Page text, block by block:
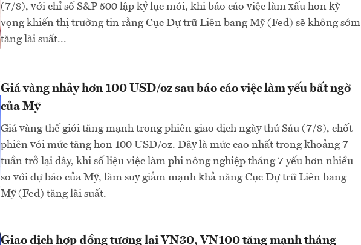
(7/8), với chỉ số S&P 500 lập kỷ lục mới, khi báo cáo việc làm xấu hơn kỳ
vọng khiến thị trường tin rằng Cục Dự trữ Liên bang Mỹ (Fed) sẽ không sớm
tăng lãi suất...
Giá vàng nhảy hơn 100 USD/oz sau báo cáo việc làm yếu bất ngờ
của Mỹ
Giá vàng thế giới tăng mạnh trong phiên giao dịch ngày thứ Sáu (7/8), chốt
phiên với mức tăng hơn 100 USD/oz. Đây là mức cao nhất trong khoảng 7
tuần trở lại đây, khi số liệu việc làm phi nông nghiệp tháng 7 yếu hơn nhiều
so với dự báo của Mỹ, làm suy giảm mạnh khả năng Cục Dự trữ Liên bang
Mỹ (Fed) tăng lãi suất.
Giao dịch hợp đồng tương lai VN30, VN100 tăng mạnh tháng